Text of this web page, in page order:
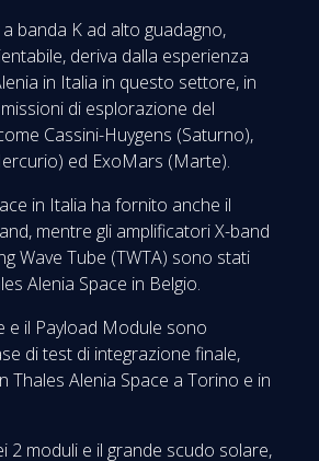
banda K ad alto guadagno,
deriva dalla esperienza
in Italia in questo settore, in
di esplorazione del
Cassini-Huygens (Saturno),
ed ExoMars (Marte).
in Italia ha fornito anche il
mentre gli amplificatori X-band
Wave Tube (TWTA) sono stati
Alenia Space in Belgio.
e il Payload Module sono
di test di integrazione finale,
Thales Alenia Space a Torino e in
2 moduli e il grande scudo solare,